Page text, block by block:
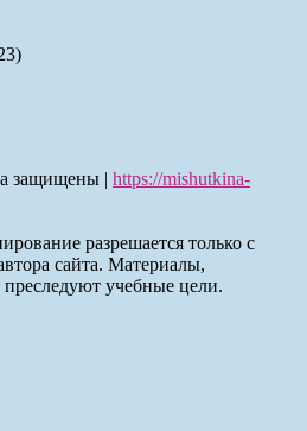
защищены | https://mishutkina-
разрешается только с
сайта. Материалы,
учебные цели.